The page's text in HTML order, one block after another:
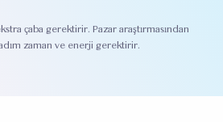
çaba gerektirir. Pazar araştırmasından
zaman ve enerji gerektirir.